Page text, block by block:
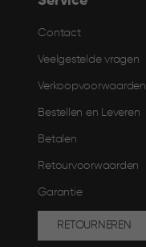
Contact
Veelgestelde vragen
Verkoopvoorwaarden
Bestellen en Leveren​
Betalen
Retourvoorwaarden
Garantie
RETOURNEREN